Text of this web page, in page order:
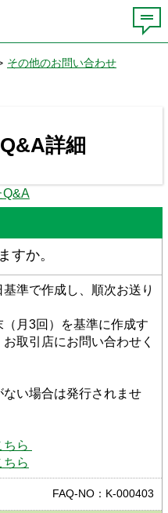
その他のお問い合わせ
詳細
Q&A
すか。
準で作成し、順次お送り
月3回）を基準に作成す
取引店にお問い合わせく
い場合は発行されませ
ちら
ちら
FAQ-NO：K-000403